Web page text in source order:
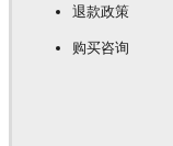
退款政策
购买咨询